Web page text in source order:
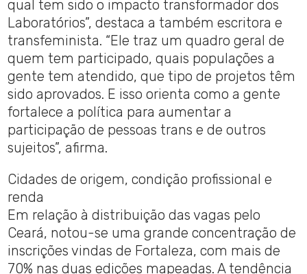
qual tem sido o impacto transformador dos
Laboratórios”, destaca a também escritora e
transfeminista. “Ele traz um quadro geral de
quem tem participado, quais populações a
gente tem atendido, que tipo de projetos têm
sido aprovados. E isso orienta como a gente
fortalece a política para aumentar a
participação de pessoas trans e de outros
sujeitos”, afirma.
Cidades de origem, condição profissional e
renda
Em relação à distribuição das vagas pelo
Ceará, notou-se uma grande concentração de
inscrições vindas de Fortaleza, com mais de
70% nas duas edições mapeadas. A tendência